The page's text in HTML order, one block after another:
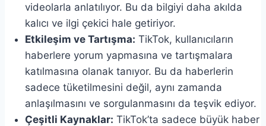
videolarla anlatılıyor. Bu da bilgiyi daha akılda
kalıcı ve ilgi çekici hale getiriyor.
Etkileşim ve Tartışma: TikTok, kullanıcıların
haberlere yorum yapmasına ve tartışmalara
katılmasına olanak tanıyor. Bu da haberlerin
sadece tüketilmesini değil, aynı zamanda
anlaşılmasını ve sorgulanmasını da teşvik ediyor.
Çeşitli Kaynaklar: TikTok’ta sadece büyük haber